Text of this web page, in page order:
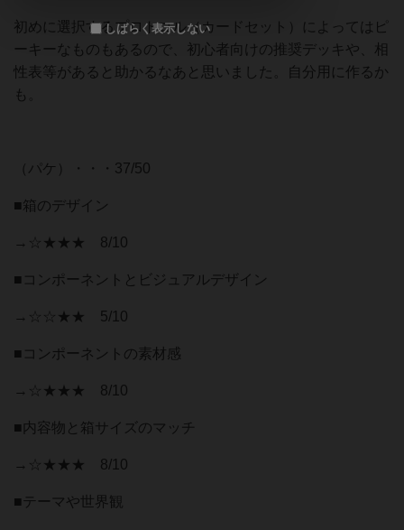
初めに選択するプロトコル（カードセット）によってはピ
ーキーなものもあるので、初心者向けの推奨デッキや、相
性表等があると助かるなあと思いました。自分用に作るか
も。
（パケ）・・・37/50
■箱のデザイン
→☆★★★ 8/10
■コンポーネントとビジュアルデザイン
→☆☆★★ 5/10
■コンポーネントの素材感
→☆★★★ 8/10
■内容物と箱サイズのマッチ
→☆★★★ 8/10
■テーマや世界観
しばらく表示しない